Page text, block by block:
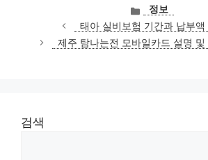
카
테
고
리
정보
태아 실비보험 기간과 납부액
제주 탐나는전 모바일카드 설명 및
검색